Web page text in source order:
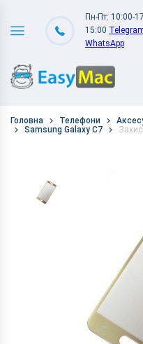
Пн-Пт: 10:00-
15:00
WhatsApp
Головна Телефони
Samsung Galaxy C7